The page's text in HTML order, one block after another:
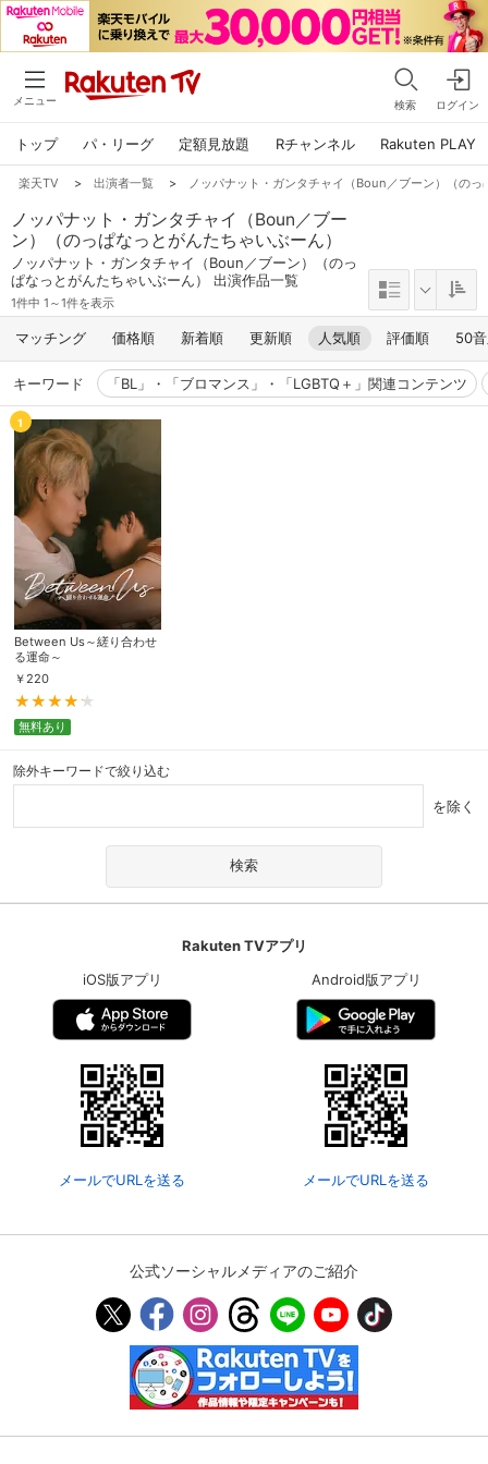
メニュー 検索 ログイン
トップ パ・リーグ 定額見放題 Rチャンネル Rakuten PLAY
楽天TV > 出演者一覧 > ノッパナット・ガンタチャイ（Boun／ブーン）（の
ノッパナット・ガンタチャイ（Boun／ブー
ン）（のっぱなっとがんたちゃいぶーん）
ノッパナット・ガンタチャイ（Boun／ブーン）（のっ
ぱなっとがんたちゃいぶーん） 出演作品一覧
1件中 1～1件を表示
マッチング 価格順 新着順 更新順 人気順 評価順 50
キーワード 「BL」・「ブロマンス」・「LGBTQ＋」関連コンテンツ
1
Between Us～縒り合わせ
る運命～
￥ 220
無料あり
除外キーワードで絞り込む
を除く
Rakuten TVアプリ
iOS版アプリ
メールでURLを送る
Android版アプリ
メールでURLを送る
公式ソーシャルメディアのご紹介